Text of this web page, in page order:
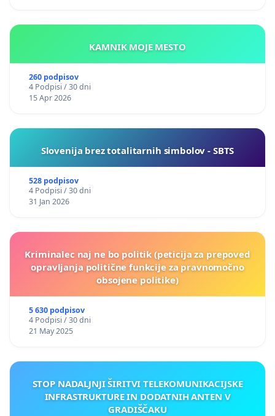
KAMNIK MOJE MESTO
260 podpisov
4 Podpisi / 30 dni
15 Apr 2026
Slovenija brez totalitarnih simbolov - SBTS
528 podpisov
4 Podpisi / 30 dni
31 Jan 2026
Kriminalec naj ne bo politik (peticija za prepoved
opravljanja politične funkcije za pravnomočno
obsojene politike)
5 630 podpisov
4 Podpisi / 30 dni
21 May 2025
STOP NADALJNJI ŠIRITVI TELEKOMUNIKACIJSKE
INFRASTRUKTURE IN DODATNIH ANTEN V
GRADIŠČAKU